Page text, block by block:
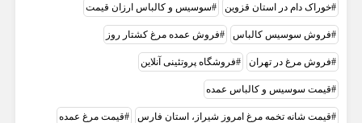
خوراک دام در استان قزوین سوسیس و کالباس ارزان قیمت
فروش سوسیس کالباس فروش عمده مرغ کشتار روز
فروش مرغ در تهران فروشگاه پروتئینی آنلاین
قیمت سوسیس و کالباس عمده
قیمت شانه تخمه مرغ امروز شیراز، استان فارس قیمت مرغ عمده